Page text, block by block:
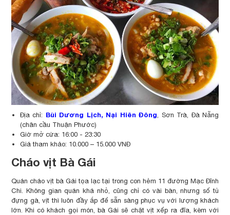
Địa chỉ: Bùi Dương Lịch, Nại Hiên Đông , Sơn Trà, Đà Nẵng
(chân cầu Thuận Phước)
Giờ mở cửa: 16:00 - 23:30
Giá tham khảo: 10.000 – 15.000 VNĐ
Cháo vịt Bà Gái
Quán cháo vịt bà Gái tọa lạc tại trong con hẻm 11 đường Mạc Đĩnh
Chi. Không gian quán khá nhỏ, cũng chỉ có vài bàn, nhưng số tủ
đựng gà, vịt thì luôn đầy ắp để sẵn sàng phục vụ với lượng khách
lớn. Khi có khách gọi món, bà Gái sẽ chặt vịt xếp ra đĩa, kèm với